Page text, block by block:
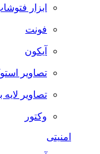
ابزار فتوشاپ
فونت
آیکون
تصاویر استوک
تصاویر لایه باز
وکتور